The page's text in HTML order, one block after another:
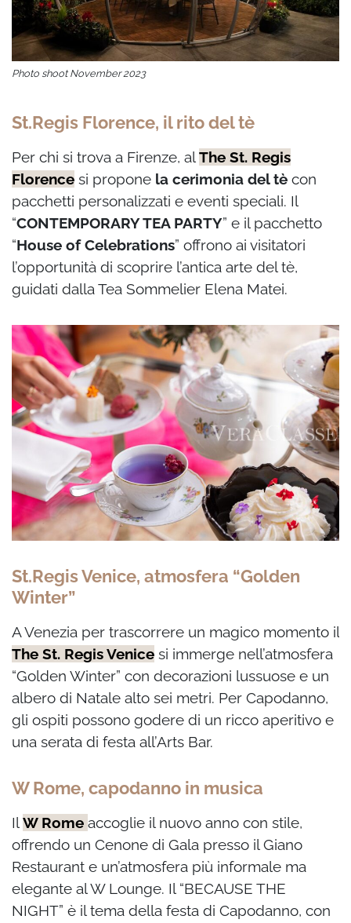
Photo shoot November 2023
St.Regis Florence, il rito del tè
Per chi si trova a Firenze, alThe St. Regis
Florence si propone la cerimonia del tè con
pacchetti personalizzati e eventi speciali. Il
“CONTEMPORARY TEA PARTY” e il pacchetto
“House of Celebrations” offrono ai visitatori
l’opportunità di scoprire l’antica arte del tè,
guidati dalla Tea Sommelier Elena Matei.
St.Regis Venice, atmosfera “Golden
Winter”
A Venezia per trascorrere un magico momento il
The St. Regis Venice si immerge nell’atmosfera
“Golden Winter” con decorazioni lussuose e un
albero di Natale alto sei metri. Per Capodanno,
gli ospiti possono godere di un ricco aperitivo e
una serata di festa all’Arts Bar.
W Rome, capodanno in musica
IlW Rome accoglie il nuovo anno con stile,
offrendo un Cenone di Gala presso il Giano
Restaurant e un’atmosfera più informale ma
elegante al W Lounge. Il “BECAUSE THE
NIGHT” è il tema della festa di Capodanno, con